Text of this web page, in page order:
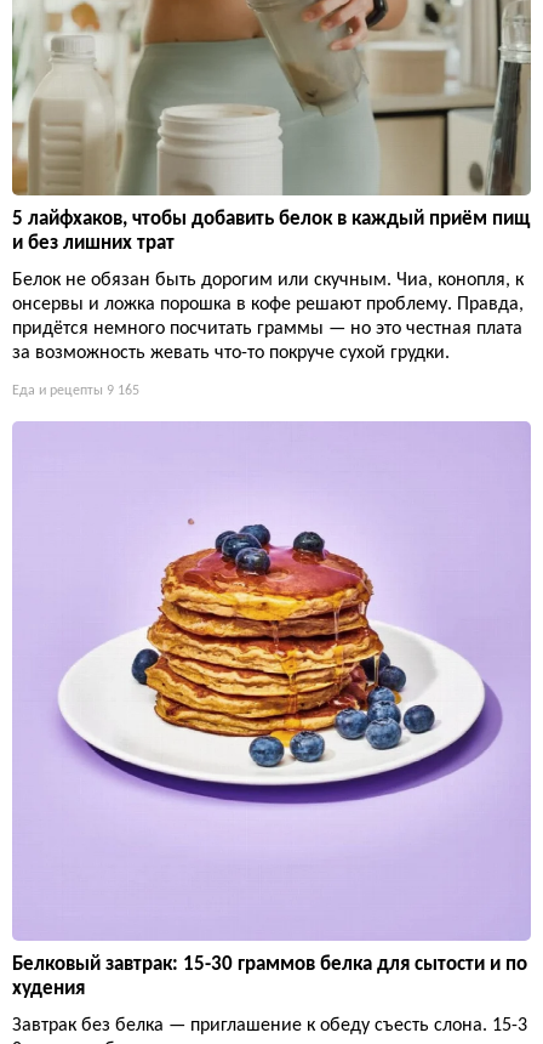
5 лайфхаков, чтобы добавить белок в каждый приём пищ
и без лишних трат
Белок не обязан быть дорогим или скучным. Чиа, конопля, к
онсервы и ложка порошка в кофе решают проблему. Правда,
придётся немного посчитать граммы — но это честная плата
за возможность жевать что-то покруче сухой грудки.
Еда и рецепты 9 165
Белковый завтрак: 15-30 граммов белка для сытости и по
худения
Завтрак без белка — приглашение к обеду съесть слона. 15-3